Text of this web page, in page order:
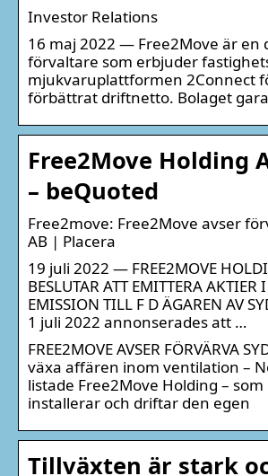
Investor Relations
16 maj 2022 — Free2Move är en
förvaltare som erbjuder
mjukvaruplattformen 2Connect
förbättrat driftnetto. Bolaget
Free2Move Holding
– beQuoted
Free2move: Free2Move avser
AB | Placera
19 juli 2022 — FREE2MOVE
BESLUTAR ATT EMITTERA AKTIER
EMISSION TILL F D ÄGAREN AV
1 juli 2022 annonserades att …
FREE2MOVE AVSER FÖRVÄRVA
växa affären inom ventilation –
listade Free2Move Holding – som
installerar och driftar den egen
Tillväxten är stark